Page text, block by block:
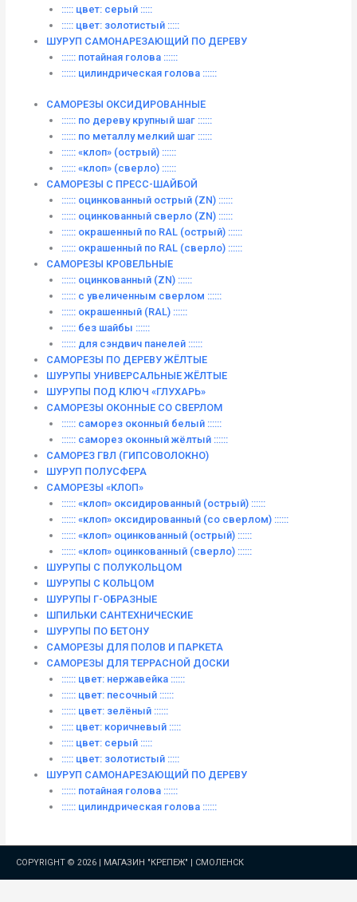
::::: цвет: серый :::::
::::: цвет: золотистый :::::
ШУРУП САМОНАРЕЗАЮЩИЙ ПО ДЕРЕВУ
:::::: потайная голова ::::::
:::::: цилиндрическая голова ::::::
САМОРЕЗЫ ОКСИДИРОВАННЫЕ
:::::: по дереву крупный шаг ::::::
:::::: по металлу мелкий шаг ::::::
:::::: «клоп» (острый) ::::::
:::::: «клоп» (сверло) ::::::
САМОРЕЗЫ С ПРЕСС-ШАЙБОЙ
:::::: оцинкованный острый (ZN) ::::::
:::::: оцинкованный сверло (ZN) ::::::
:::::: окрашенный по RAL (острый) ::::::
:::::: окрашенный по RAL (сверло) ::::::
САМОРЕЗЫ КРОВЕЛЬНЫЕ
:::::: оцинкованный (ZN) ::::::
:::::: с увеличенным сверлом ::::::
:::::: окрашенный (RAL) ::::::
:::::: без шайбы ::::::
:::::: для сэндвич панелей ::::::
САМОРЕЗЫ ПО ДЕРЕВУ ЖЁЛТЫЕ
ШУРУПЫ УНИВЕРСАЛЬНЫЕ ЖЁЛТЫЕ
ШУРУПЫ ПОД КЛЮЧ «ГЛУХАРЬ»
САМОРЕЗЫ ОКОННЫЕ СО СВЕРЛОМ
:::::: саморез оконный белый ::::::
:::::: саморез оконный жёлтый ::::::
САМОРЕЗ ГВЛ (ГИПСОВОЛОКНО)
ШУРУП ПОЛУСФЕРА
САМОРЕЗЫ «КЛОП»
:::::: «клоп» оксидированный (острый) ::::::
:::::: «клоп» оксидированный (со сверлом) ::::::
:::::: «клоп» оцинкованный (острый) ::::::
:::::: «клоп» оцинкованный (сверло) ::::::
ШУРУПЫ С ПОЛУКОЛЬЦОМ
ШУРУПЫ С КОЛЬЦОМ
ШУРУПЫ Г-ОБРАЗНЫЕ
ШПИЛЬКИ САНТЕХНИЧЕСКИЕ
ШУРУПЫ ПО БЕТОНУ
САМОРЕЗЫ ДЛЯ ПОЛОВ И ПАРКЕТА
САМОРЕЗЫ ДЛЯ ТЕРРАСНОЙ ДОСКИ
:::::: цвет: нержавейка ::::::
:::::: цвет: песочный ::::::
:::::: цвет: зелёный ::::::
::::: цвет: коричневый :::::
::::: цвет: серый :::::
::::: цвет: золотистый :::::
ШУРУП САМОНАРЕЗАЮЩИЙ ПО ДЕРЕВУ
:::::: потайная голова ::::::
:::::: цилиндрическая голова ::::::
COPYRIGHT © 2026 | МАГАЗИН "КРЕПЕЖ" | СМОЛЕНСК